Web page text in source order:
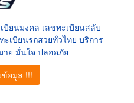
บียนมงคล เลขทะเบียนสลับ
เบียนรถสวยทั่วไทย บริการ
ย มั่นใจ ปลอดภัย
อมูล !!!